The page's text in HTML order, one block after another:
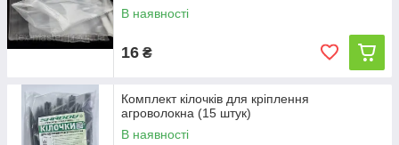
В наявності
16 ₴
Комплект кілочків для кріплення
агроволокна (15 штук)
В наявності